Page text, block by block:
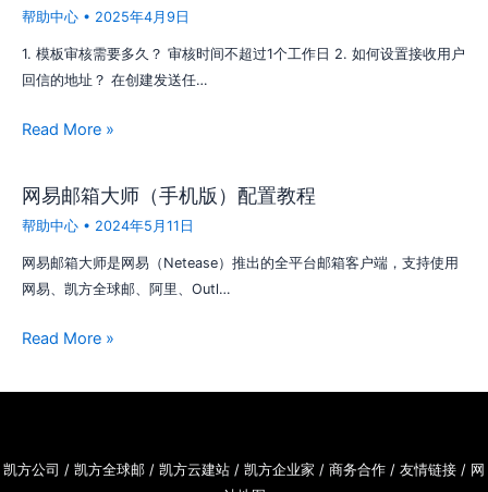
帮助中心 • 2025年4月9日
1. 模板审核需要多久？ 审核时间不超过1个工作日 2. 如何设置接收用户
回信的地址？ 在创建发送任…
Read More »
网易邮箱大师（手机版）配置教程
帮助中心 • 2024年5月11日
网易邮箱大师是网易（Netease）推出的全平台邮箱客户端，支持使用
网易、凯方全球邮、阿里、Outl…
Read More »
凯方公司 / 凯方全球邮 / 凯方云建站 / 凯方企业家 / 商务合作 / 友情链接 / 网